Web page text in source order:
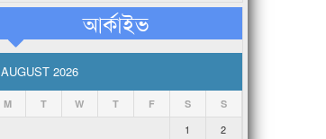
আর্কাইভ
AUGUST 2026
M T W T F S S
1
2